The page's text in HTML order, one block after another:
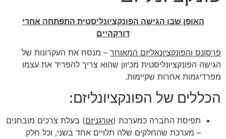
האופן שבו הגישה הפונקציונליסטית התפתחה אחרי
דורקהיים
פרסונס והפונקציונאליזם המאוחר – מנסח את העקרונות של
הגישה הפונקציונליסטית מכיוון שהוא צריך להפריד את עצמו
מפרדיגמות אחרות שקיימות.
הכללים של הפונקציונליזם:
תפיסת החברה כמערכת (אורגניזם) בעלת צרכים מובחנים
– מערכת שהחלקים שלה תלויים אחד בשני, וכל חלק